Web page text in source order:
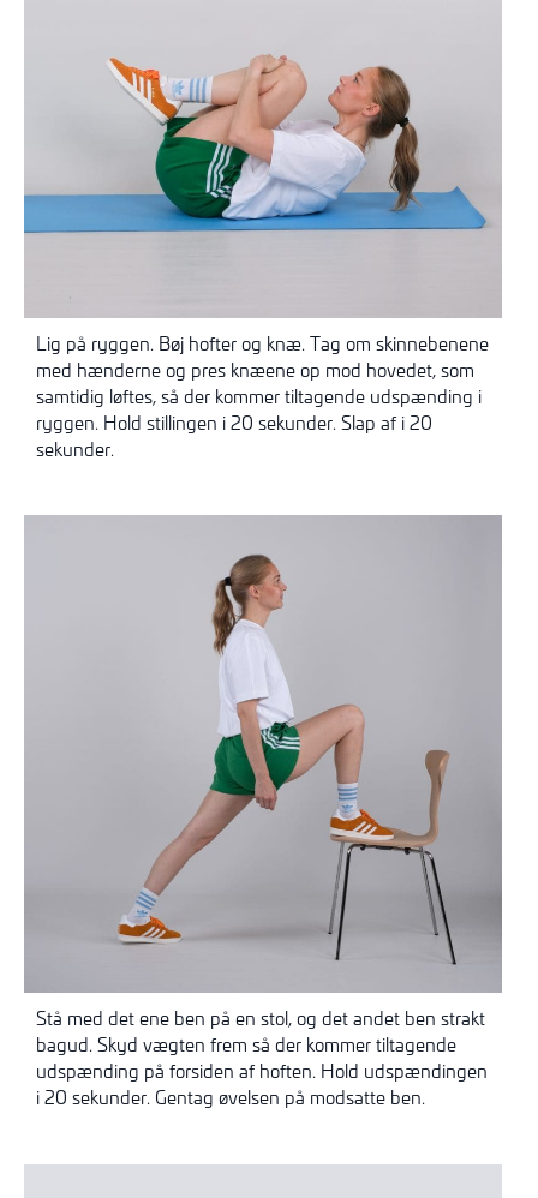
Lig på ryggen. Bøj hofter og knæ. Tag om skinnebenene
med hænderne og pres knæene op mod hovedet, som
samtidig løftes, så der kommer tiltagende udspænding i
ryggen. Hold stillingen i 20 sekunder. Slap af i 20
sekunder.
Stå med det ene ben på en stol, og det andet ben strakt
bagud. Skyd vægten frem så der kommer tiltagende
udspænding på forsiden af hoften. Hold udspændingen
i 20 sekunder. Gentag øvelsen på modsatte ben.